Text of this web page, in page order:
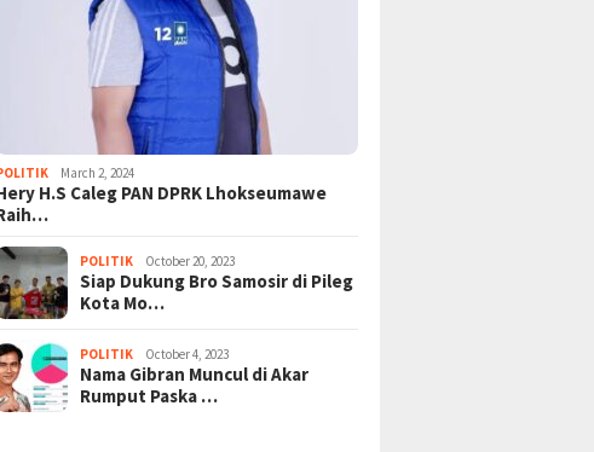
Bongkar Lapisan Baru
di Tangerang, Jaringan
Kian Terkuak!
Kekerasan Israel
March 2, 2024
H.S Caleg PAN DPRK Lhokseumawe
POLITIK October 20, 2023
Siap Dukung Bro Samosir di Pileg
Kota Mo…
POLITIK October 4, 2023
Nama Gibran Muncul di Akar
Rumput Paska …